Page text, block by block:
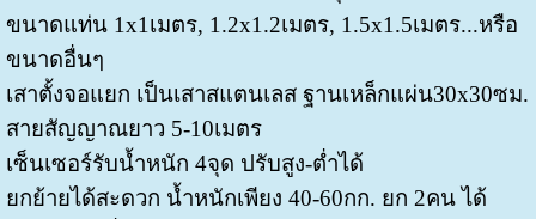
ขนาดแท่น 1x1เมตร, 1.2x1.2เมตร, 1.5x1.5เมตร...หรือ
ขนาดอื่นๆ
เสาตั้งจอแยก เป็นเสาสแตนเลส ฐานเหล็กแผ่น30x30ซม.
สายสัญญาณยาว 5-10เมตร
เซ็นเซอร์รับน้ำหนัก 4จุด ปรับสูง-ต่ำได้
ยกย้ายได้สะดวก น้ำหนักเพียง 40-60กก. ยก 2คน ได้